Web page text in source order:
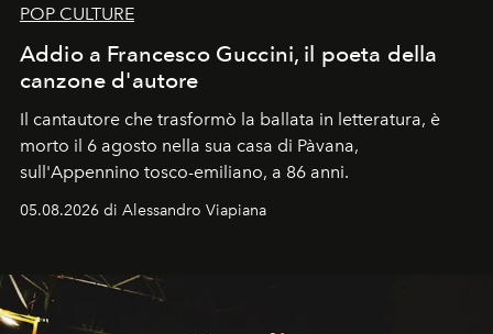
POP CULTURE
Addio a Francesco Guccini, il poeta della
canzone d'autore
Il cantautore che trasformò la ballata in letteratura, è
morto il 6 agosto nella sua casa di Pàvana,
sull'Appennino tosco-emiliano, a 86 anni.
05.08.2026 di Alessandro Viapiana